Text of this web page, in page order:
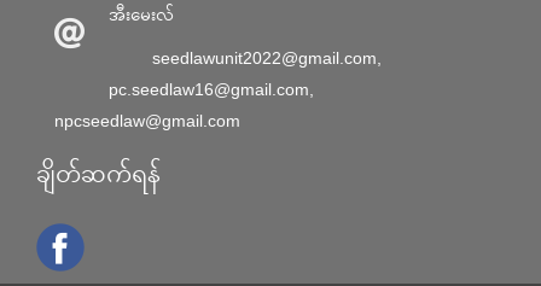
အီးမေးလ်
seedlawunit2022@gmail.com,
pc.seedlaw16@gmail.com,
npcseedlaw@gmail.com
ချိတ်ဆက်ရန်